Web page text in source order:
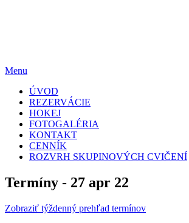
Menu
content
ÚVOD
REZERVÁCIE
HOKEJ
FOTOGALÉRIA
KONTAKT
CENNÍK
ROZVRH SKUPINOVÝCH CVIČENÍ
Termíny - 27 apr 22
Zobraziť týždenný prehľad termínov